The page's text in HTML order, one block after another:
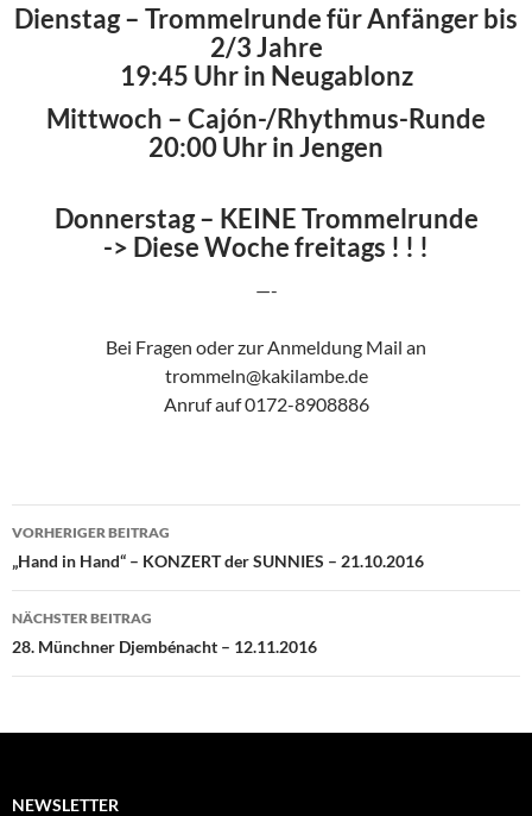
Dienstag– Trommelrunde für Anfänger bis
2/3 Jahre
19:45 Uhr in Neugablonz
Mittwoch – Cajón-/Rhythmus-Runde
20:00 Uhr in Jengen
Donnerstag– KEINE Trommelrunde
-> Diese Woche freitags ! ! !
—-
Bei Fragen oder zur Anmeldung Mail an
trommeln@kakilambe.de
Anruf auf 0172-8908886
Beitragsnavigation
VORHERIGER BEITRAG
„Hand in Hand“ – KONZERT der SUNNIES – 21.10.2016
NÄCHSTER BEITRAG
28. Münchner Djembénacht – 12.11.2016
NEWSLETTER